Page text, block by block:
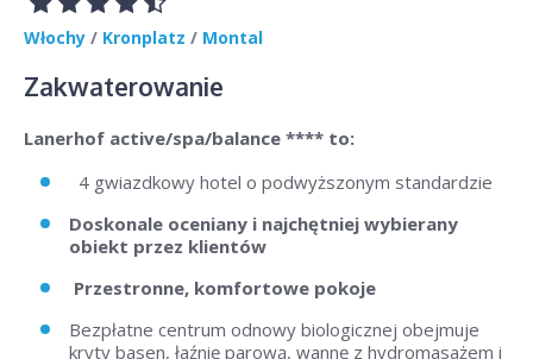
Włochy / Kronplatz / Montal
Zakwaterowanie
Lanerhof active/spa/balance **** to:
4 gwiazdkowy hotel o podwyższonym standardzie
Doskonale oceniany i najchętniej wybierany
obiekt przez klientów
Przestronne, komfortowe pokoje
Bezpłatne centrum odnowy biologicznej obejmuje
kryty basen, łaźnię parową, wannę z hydromasażem i